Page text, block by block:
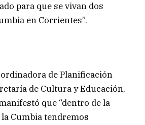
para que se vivan dos
en Corrientes”.
de Planificación
de Cultura y Educación,
que “dentro de la
Cumbia tendremos